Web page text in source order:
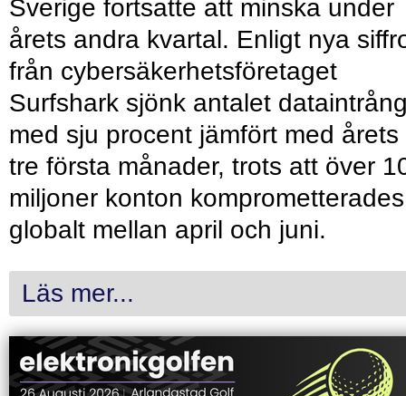
Sverige fortsatte att minska under
årets andra kvartal. Enligt nya
från cybersäkerhetsföretaget
Surfshark sjönk antalet
med sju procent jämfört med årets
tre första månader, trots att över
miljoner konton komprometterades
globalt mellan april och juni.
Läs mer...